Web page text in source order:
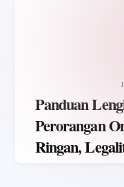
Panduan
Perorangan
Ringan,